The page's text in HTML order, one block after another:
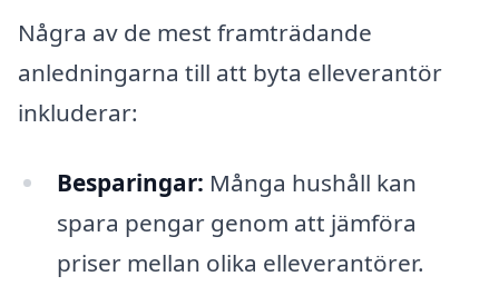
Några av de mest framträdande
anledningarna till att byta elleverantör
inkluderar:
Besparingar: Många hushåll kan
spara pengar genom att jämföra
priser mellan olika elleverantörer.